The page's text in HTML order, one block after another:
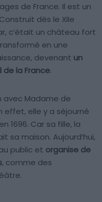
de France. Il est un
dès le XIIe
c’était un château fort
en une
devenant un
de la France.
avec Madame de
effet, elle y a séjourné
1696. Car sa fille, la
sa maison. Aujourd’hui,
public et organise de
, comme des